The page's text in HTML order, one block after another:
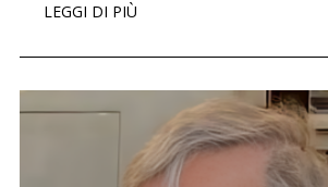
LEGGI DI PIÙ